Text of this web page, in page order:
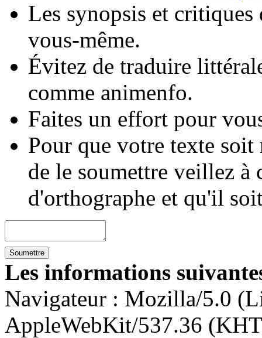
Les synopsis et
vous-même.
Évitez de traduire
comme animenfo.
Faites un effort pour
Pour que votre texte
de le soumettre veillez à
d'orthographe et qu'il
Les informations
Navigateur : Mozilla/5.0
AppleWebKit/537.36